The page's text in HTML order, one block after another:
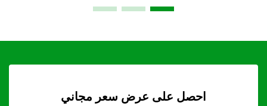
احصل على عرض سعر مجاني